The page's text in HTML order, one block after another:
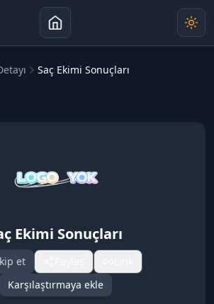
Saç Ekimi Sonuçları
Ekimi Sonuçları
et
Karşılaştırmaya ekle